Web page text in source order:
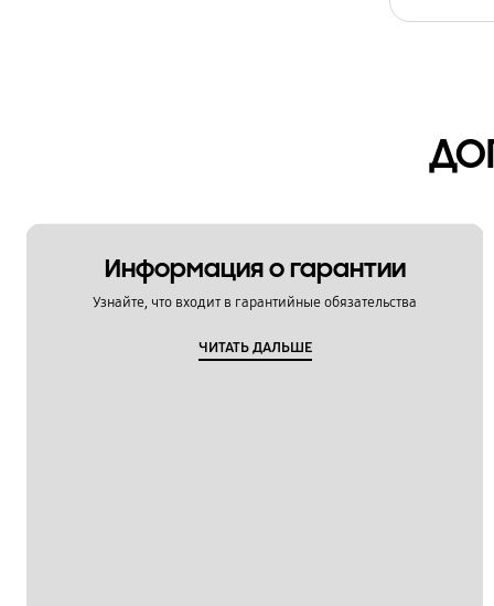
Информация о гарантии
Узнайте, что входит в гарантийные обязательства
ЧИТАТЬ ДАЛЬШЕ